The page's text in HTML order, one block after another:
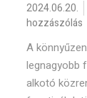
2024.06.20.
hozzászólás
A
legnagyobb
alkotó